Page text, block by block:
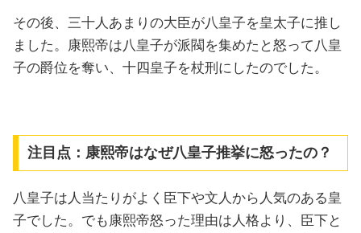
その後、三十人あまりの大臣が八皇子を皇太子に推し
ました。康熙帝は八皇子が派閥を集めたと怒って八皇
子の爵位を奪い、十四皇子を杖刑にしたのでした。
注目点：康熙帝はなぜ八皇子推挙に怒ったの？
八皇子は人当たりがよく臣下や文人から人気のある皇
子でした。でも康熙帝怒った理由は人格より、臣下と